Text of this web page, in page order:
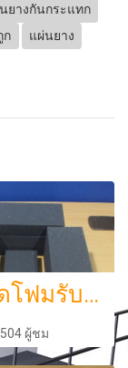
ยางกันกระแทก
ก
แผ่นยาง
รับตัดโฟมรับตัดฟองน้ำรับตัดฟองน้ำตามแบบไดคัดฟองน้ำกันกระแทก
ผู้ชม